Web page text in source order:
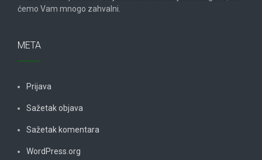
ćemo Vam mnogo zahvalni.
META
Prijava
Sažetak objava
Sažetak komentara
WordPress.org